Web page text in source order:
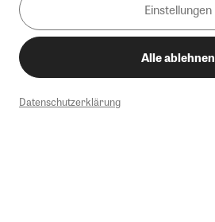
Einstellungen
Alle ablehnen
Datenschutzerklärung